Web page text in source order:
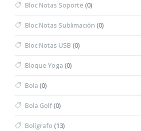
Bloc Notas Soporte (0)
Bloc Notas Sublimación (0)
Bloc Notas USB (0)
Bloque Yoga (0)
Bola (0)
Bola Golf(0)
Bolígrafo (13)